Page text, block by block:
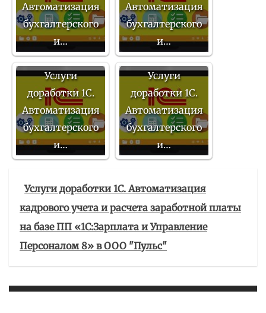
Автоматизация
бухгалтерского
и…
Автоматизация
бухгалтерского
и…
Услуги
доработки 1С.
Автоматизация
бухгалтерского
и…
Услуги
доработки 1С.
Автоматизация
бухгалтерского
и…
Услуги доработки 1С. Автоматизация
кадрового учета и расчета заработной платы
на базе ПП «1С:Зарплата и Управление
Персоналом 8» в ООО "Пульс"